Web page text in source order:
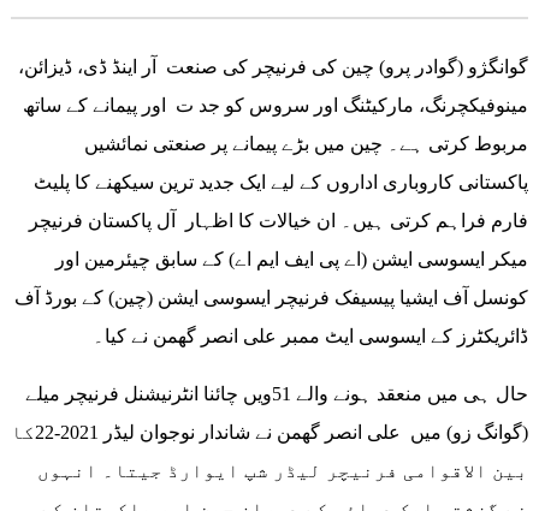
گوانگژو (گوادر پرو) چین کی فرنیچر کی صنعت آر اینڈ ڈی، ڈیزائن،
مینوفیکچرنگ، مارکیٹنگ اور سروس کو جد ت اور پیمانے کے ساتھ
مربوط کرتی ہے۔ چین میں بڑے پیمانے پر صنعتی نمائشیں
پاکستانی کاروباری اداروں کے لیے ایک جدید ترین سیکھنے کا پلیٹ
فارم فراہم کرتی ہیں۔ ان خیالات کا اظہار آل پاکستان فرنیچر
میکر ایسوسی ایشن (اے پی ایف ایم اے) کے سابق چیئرمین اور
کونسل آف ایشیا پیسیفک فرنیچر ایسوسی ایشن (چین) کے بورڈ آف
ڈائریکٹرز کے ایسوسی ایٹ ممبر علی انصر گھمن نے کیا۔
حال ہی میں منعقد ہونے والے 51ویں چائنا انٹرنیشنل فرنیچر میلے
(گوانگ زو) میں علی انصر گھمن نے شاندار نوجوان لیڈر 2021-22کا
بین الاقوامی فرنیچر لیڈر شپ ایوارڈ جیتا۔ انہوں